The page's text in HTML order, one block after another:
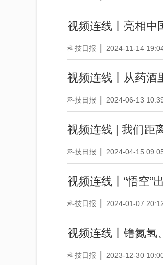
视频连线丨亮相中
科技日报 2024-11-14
视频连线丨从药酒
科技日报 2024-06-13
视频连线 | 我们距
科技日报 2024-04-15
视频连线丨“悟空
科技日报 2024-01-07
视频连线丨镥氮氢
科技日报 2023-12-30